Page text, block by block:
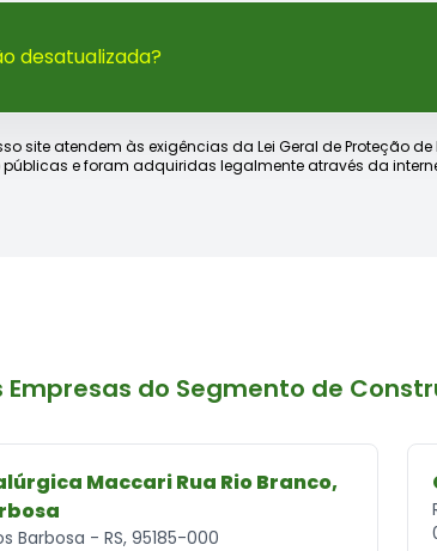
desatualizada?
site atendem às exigências da Lei Geral de Proteção de
e foram adquiridas legalmente através da
Empresas do Segmento de
Maccari Rua Rio Branco,
Barbosa - RS, 95185-000